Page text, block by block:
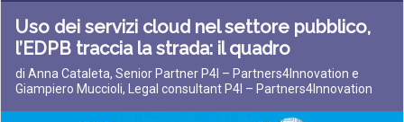
Uso dei servizi cloud nel settore pubblico,
l’EDPB traccia la strada: il quadro
di Anna Cataleta, Senior Partner P4I – Partners4Innovation e
Giampiero Muccioli, Legal consultant P4I – Partners4Innovation